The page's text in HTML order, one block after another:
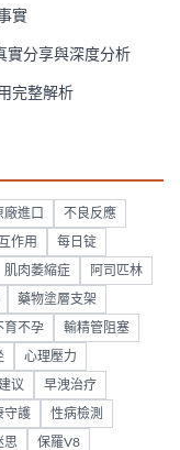
實
實分享與深度分析
完整解析
進口 不良反應
作用 每日锭
肌肉萎縮症 阿司匹林
藥物塗層支架
育不孕 輸精管阻塞
心理壓力
议 早洩治疗
守護 性病檢測
思 保羅V8